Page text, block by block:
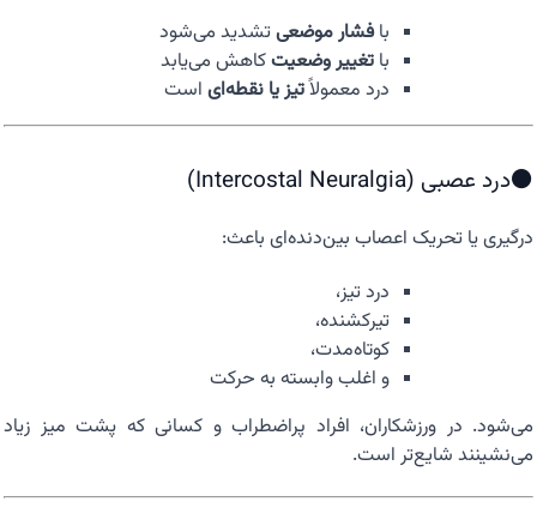
بافشار موضعیتشدید می‌شود
با تغییر وضعیتکاهش می‌یابد
درد معمولاًتیز یا نقطه‌ای است
⚫درد عصبی (Intercostal Neuralgia)
درگیری یا تحریک اعصاب بین‌دنده‌ای باعث:
درد تیز،
تیرکشنده،
کوتاه‌مدت،
و اغلب وابسته به حرکت
می‌شود. در ورزشکاران، افراد پراضطراب و کسانی که پشت میز زیاد
می‌نشینند شایع‌تر است.